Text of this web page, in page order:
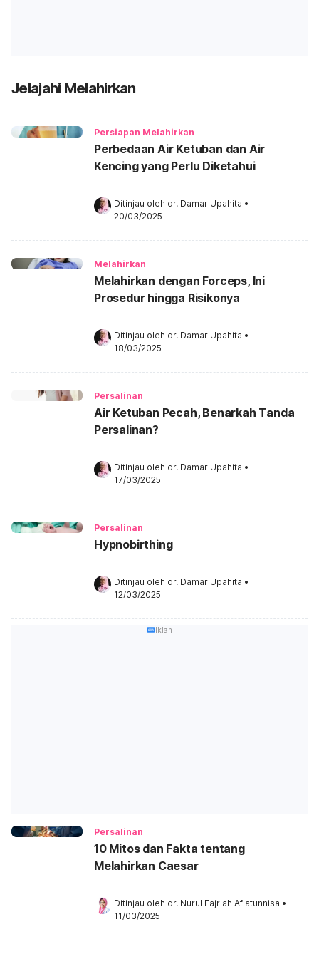
Jelajahi Melahirkan
Persiapan Melahirkan
Perbedaan Air Ketuban dan Air
Kencing yang Perlu Diketahui
Ditinjau oleh dr. Damar Upahita •
20/03/2025
Melahirkan
Melahirkan dengan Forceps, Ini
Prosedur hingga Risikonya
Ditinjau oleh dr. Damar Upahita •
18/03/2025
Persalinan
Air Ketuban Pecah, Benarkah Tanda
Persalinan?
Ditinjau oleh dr. Damar Upahita •
17/03/2025
Persalinan
Hypnobirthing
Ditinjau oleh dr. Damar Upahita •
12/03/2025
Iklan
Persalinan
10 Mitos dan Fakta tentang
Melahirkan Caesar
Ditinjau oleh dr. Nurul Fajriah Afiatunnisa •
11/03/2025